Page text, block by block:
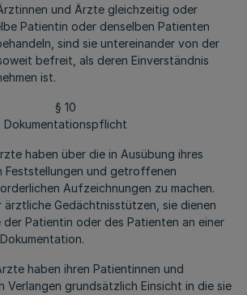
und Ärzte gleichzeitig oder
Patientin oder denselben Patienten
sind sie untereinander von der
befreit, als deren Einverständnis
ist.
§ 10
Dokumentationspflicht
haben über die in Ausübung ihres
Feststellungen und getroffenen
Aufzeichnungen zu machen.
ärztliche Gedächtnisstützen, sie dienen
der Patientin oder des Patienten an einer
haben ihren Patientinnen und
Verlangen grundsätzlich Einsicht in die sie